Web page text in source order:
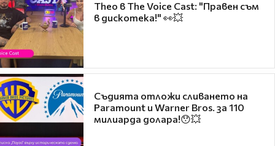
Theo в The Voice Cast: "Правен съм
в дискотека!" 👀💥
Съдията отложи сливането на
Paramount и Warner Bros. за 110
милиарда долара!😯💥